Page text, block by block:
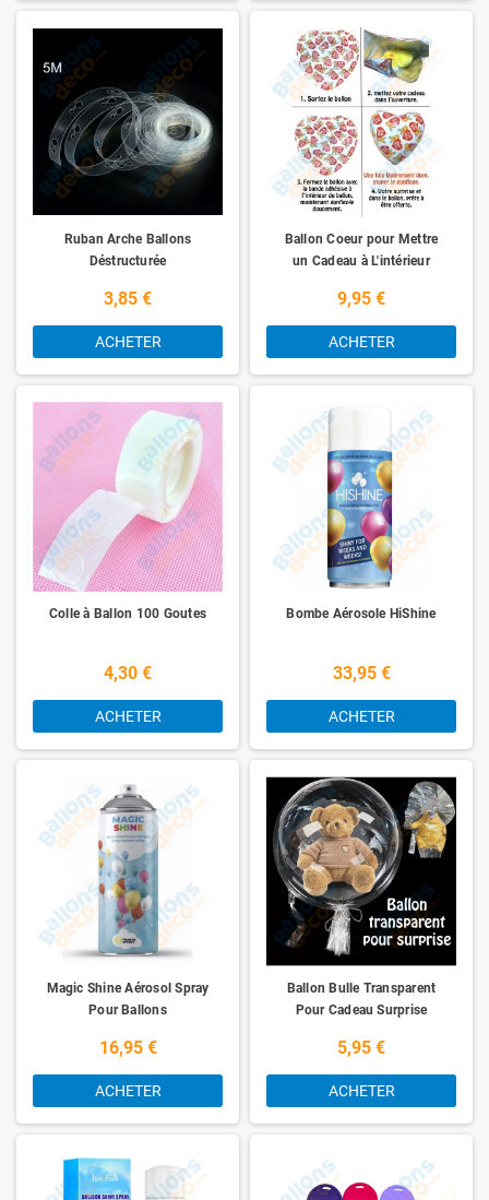
Ruban Arche Ballons
Déstructurée
3,85 €
ACHETER
Ballon Coeur pour Mettre
un Cadeau à L'intérieur
9,95 €
ACHETER
Colle à Ballon 100 Goutes
4,30 €
ACHETER
Bombe Aérosole HiShine
33,95 €
ACHETER
Magic Shine Aérosol Spray
Pour Ballons
16,95 €
ACHETER
Ballon Bulle Transparent
Pour Cadeau Surprise
5,95 €
ACHETER